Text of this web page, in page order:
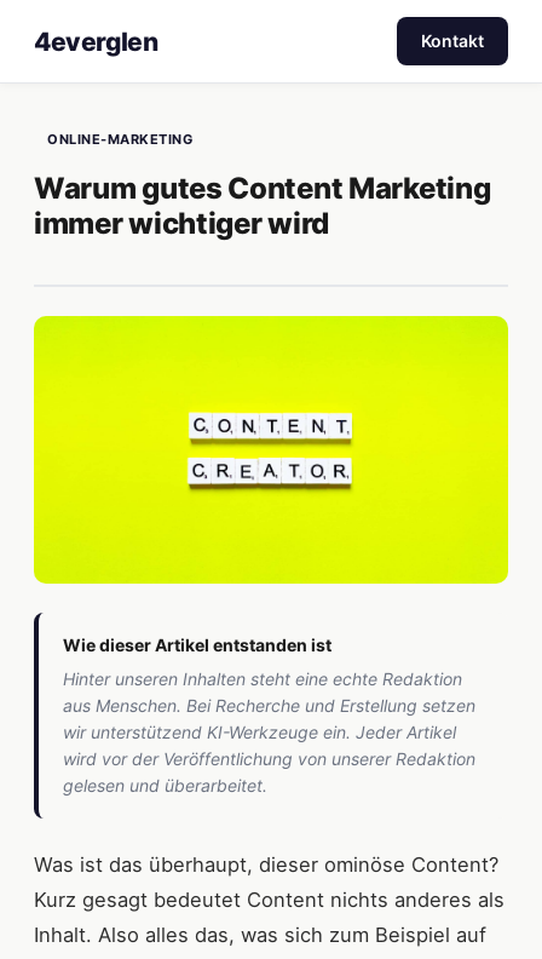
4everglen Kontakt
ONLINE-MARKETING
Warum gutes Content Marketing
immer wichtiger wird
Wie dieser Artikel entstanden ist
Hinter unseren Inhalten steht eine echte Redaktion
aus Menschen. Bei Recherche und Erstellung setzen
wir unterstützend KI-Werkzeuge ein. Jeder Artikel
wird vor der Veröffentlichung von unserer Redaktion
gelesen und überarbeitet.
Was ist das überhaupt, dieser ominöse Content?
Kurz gesagt bedeutet Content nichts anderes als
Inhalt. Also alles das, was sich zum Beispiel auf